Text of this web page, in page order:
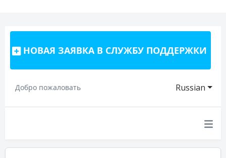
НОВАЯ ЗАЯВКА В СЛУЖБУ ПОДДЕРЖКИ
Russian
Добро пожаловать